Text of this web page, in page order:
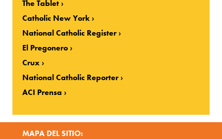
The Tablet
Catholic New York
National Catholic Register
El Pregonero
Crux
National Catholic Reporter
ACI Prensa
MAPA DEL SITIO: